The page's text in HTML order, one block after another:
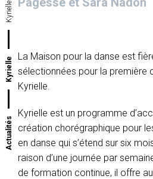
Actualités
Kyrielle La Maison pour la danse est
sélectionnées pour la première
Kyrielle.
Kyrielle est un programme
création chorégraphique pour
en danse qui s’étend sur six
raison d’une journée par
de formation continue, il offre